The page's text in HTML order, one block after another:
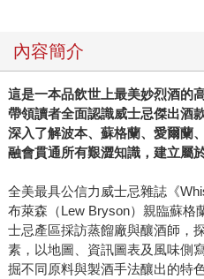
內容簡介
這是一本品飲世上最美妙烈酒的
帶領讀者全面認識威士忌傑出酒
深入了解波本、蘇格蘭、愛爾蘭
融會貫通所有艱澀知識，建立屬
全美最具公信力威士忌雜誌《
布萊森（Lew Bryson）親臨蘇格
士忌產區採訪蒸餾廠與釀酒師，
素，以地圖、資訊圖表及風味側
掘不同原料與製酒手法釀出的特